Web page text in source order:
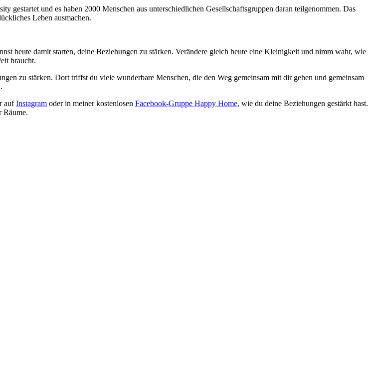
gestartet und es haben 2000 Menschen aus unterschiedlichen Gesellschaftsgruppen daran teilgenommen. Das
Leben ausmachen.
heute damit starten, deine Beziehungen zu stärken. Verändere gleich heute eine Kleinigkeit und nimm wahr, wie
braucht.
zu stärken. Dort triffst du viele wunderbare Menschen, die den Weg gemeinsam mit dir gehen und gemeinsam
aufInstagram oder in meiner kostenlosen Facebook-Gruppe Happy Home, wie du deine Beziehungen gestärkt hast.
Räume.